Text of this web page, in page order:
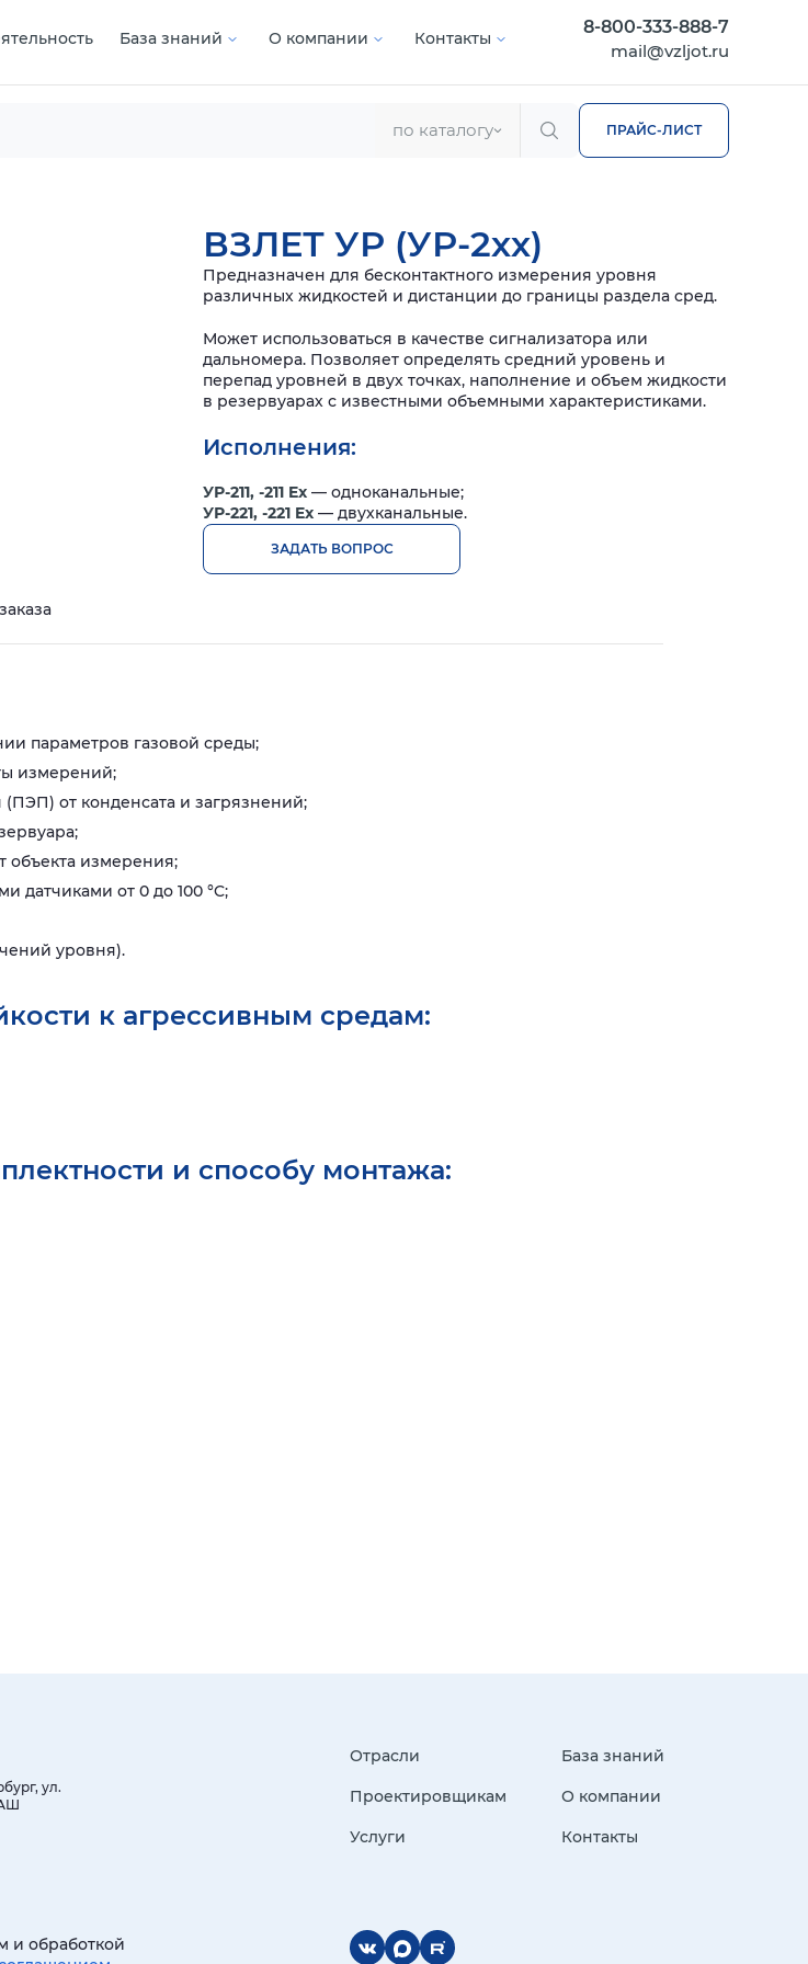
База знаний О компании Контакты
8-800-333-888-7
mail@vzljot.ru
по каталогу ПРАЙС-ЛИСТ
ВЗЛЕТ УР (УР-2хх)
Предназначен для бесконтактного измерения уровня
различных жидкостей и дистанции до границы раздела сред.
Может использоваться в качестве сигнализатора или
дальномера. Позволяет определять средний уровень и
перепад уровней в двух точках, наполнение и объем жидкости
в резервуарах с известными объемными характеристиками.
Исполнения:
УР-211, -211 Ex — одноканальные;
УР-221, -221 Ex — двухканальные.
ЗАДАТЬ ВОПРОС
параметров газовой среды;
измерений;
(ПЭП) от конденсата и загрязнений;
объекта измерения;
датчиками от 0 до 100 °C;
уровня).
к агрессивным средам:
и способу монтажа:
ул.
Отрасли
Проектировщикам
Услуги
База знаний
О компании
Контакты
и обработкой